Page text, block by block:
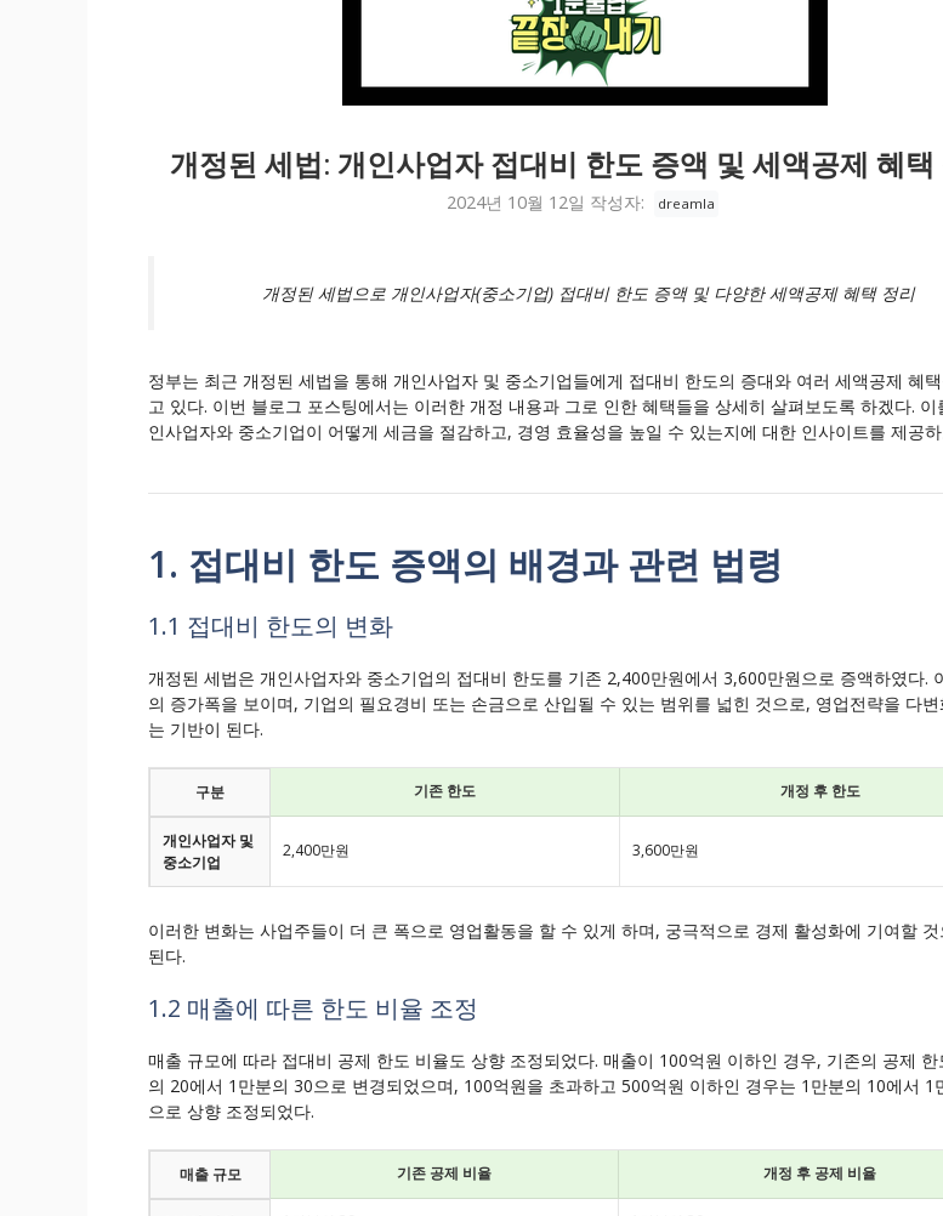
개정된 세법: 개인사업자 접대비 한도 증액 및 세액공제 혜택
2024년 10월 12일 작성자: dreamla
개정된 세법으로 개인사업자(중소기업) 접대비 한도 증액 및 다양한 세액공제 혜택 정리
정부는 최근 개정된 세법을 통해 개인사업자 및 중소기업들에게 접대비 한도의 증대와 여러 세액공제 혜
고 있다. 이번 블로그 포스팅에서는 이러한 개정 내용과 그로 인한 혜택들을 상세히 살펴보도록 하겠다. 이
인사업자와 중소기업이 어떻게 세금을 절감하고, 경영 효율성을 높일 수 있는지에 대한 인사이트를 제공
1. 접대비 한도 증액의 배경과 관련 법령
1.1 접대비 한도의 변화
개정된 세법은 개인사업자와 중소기업의 접대비 한도를 기존 2,400만원에서 3,600만원으로 증액하였다.
의 증가폭을 보이며, 기업의 필요경비 또는 손금으로 산입될 수 있는 범위를 넓힌 것으로, 영업전략을 다변
는 기반이 된다.
구분 기존 한도 개정 후 한도
개인사업자 및
중소기업
2,400만원 3,600만원
이러한 변화는 사업주들이 더 큰 폭으로 영업활동을 할 수 있게 하며, 궁극적으로 경제 활성화에 기여할 것
된다.
1.2 매출에 따른 한도 비율 조정
매출 규모에 따라 접대비 공제 한도 비율도 상향 조정되었다. 매출이 100억원 이하인 경우, 기존의 공제 한
의 20에서 1만분의 30으로 변경되었으며, 100억원을 초과하고 500억원 이하인 경우는 1만분의 10에서 1
으로 상향 조정되었다.
매출 규모 기존 공제 비율 개정 후 공제 비율